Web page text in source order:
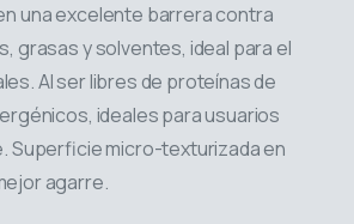
una excelente barrera contra
grasas y solventes, ideal para el
Al ser libres de proteínas de
ideales para usuarios
Superficie micro-texturizada en
agarre.